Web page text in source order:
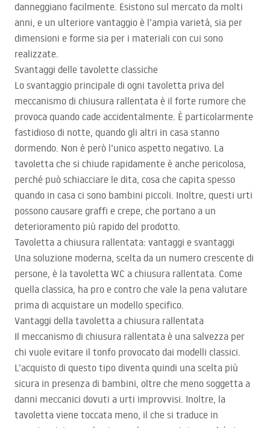
danneggiano facilmente. Esistono sul mercato da molti
anni, e un ulteriore vantaggio è l’ampia varietà, sia per
dimensioni e forme sia per i materiali con cui sono
realizzate.
Svantaggi delle tavolette classiche
Lo svantaggio principale di ogni tavoletta priva del
meccanismo di chiusura rallentata è il forte rumore che
provoca quando cade accidentalmente. È particolarmente
fastidioso di notte, quando gli altri in casa stanno
dormendo. Non è però l’unico aspetto negativo. La
tavoletta che si chiude rapidamente è anche pericolosa,
perché può schiacciare le dita, cosa che capita spesso
quando in casa ci sono bambini piccoli. Inoltre, questi urti
possono causare graffi e crepe, che portano a un
deterioramento più rapido del prodotto.
Tavoletta a chiusura rallentata: vantaggi e svantaggi
Una soluzione moderna, scelta da un numero crescente di
persone, è la tavoletta WC a chiusura rallentata. Come
quella classica, ha pro e contro che vale la pena valutare
prima di acquistare un modello specifico.
Vantaggi della tavoletta a chiusura rallentata
Il meccanismo di chiusura rallentata è una salvezza per
chi vuole evitare il tonfo provocato dai modelli classici.
L’acquisto di questo tipo diventa quindi una scelta più
sicura in presenza di bambini, oltre che meno soggetta a
danni meccanici dovuti a urti improvvisi. Inoltre, la
tavoletta viene toccata meno, il che si traduce in